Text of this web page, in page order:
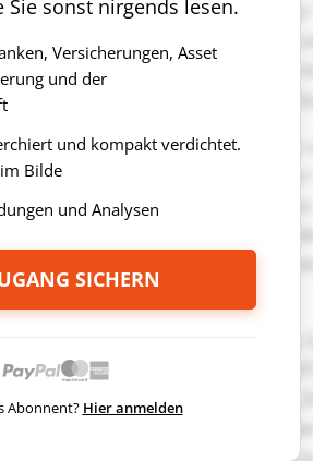
sonst nirgends lesen.
Versicherungen, Asset
und der
und kompakt verdichtet.
Bilde
und Analysen
SICHERN
Abonnent? Hier anmelden